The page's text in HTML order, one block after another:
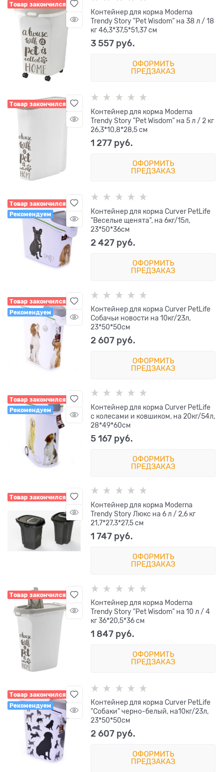
Товар закончился
Контейнер для корма Moderna
Trendy Story "Pet Wisdom" на 38 л / 18
кг 46,3*37,5*51,37 см
3 557 руб.
ОФОРМИТЬ
ПРЕДЗАКАЗ
Товар закончился
Контейнер для корма Moderna
Trendy Story "Pet Wisdom" на 5 л / 2 кг
26,3*10,8*28,5 см
1 277 руб.
ОФОРМИТЬ
ПРЕДЗАКАЗ
Товар закончился
Рекомендуем
Контейнер для корма Curver PetLife
"Веселые щенята", на 6кг/15л,
23*50*36см
2 427 руб.
ОФОРМИТЬ
ПРЕДЗАКАЗ
Товар закончился
Рекомендуем
Контейнер для корма Curver PetLife
Собачьи новости на 10кг/23л,
23*50*50см
2 607 руб.
ОФОРМИТЬ
ПРЕДЗАКАЗ
Товар закончился
Рекомендуем
Контейнер для корма Curver PetLife
с колесами и ковшиком, на 20кг/54л,
28*49*60см
5 167 руб.
ОФОРМИТЬ
ПРЕДЗАКАЗ
Товар закончился
Контейнер для корма Moderna
Trendy Story Люкс на 6 л / 2,6 кг
21,7*27,3*27,5 см
1 747 руб.
ОФОРМИТЬ
ПРЕДЗАКАЗ
Товар закончился
Контейнер для корма Moderna
Trendy Story "Pet Wisdom" на 10 л / 4
кг 36*20,5*36 см
1 847 руб.
ОФОРМИТЬ
ПРЕДЗАКАЗ
Товар закончился
Рекомендуем
Контейнер для корма Curver PetLife
"Собаки" черно-белый, на10кг/23л,
23*50*50см
2 607 руб.
ОФОРМИТЬ
ПРЕДЗАКАЗ